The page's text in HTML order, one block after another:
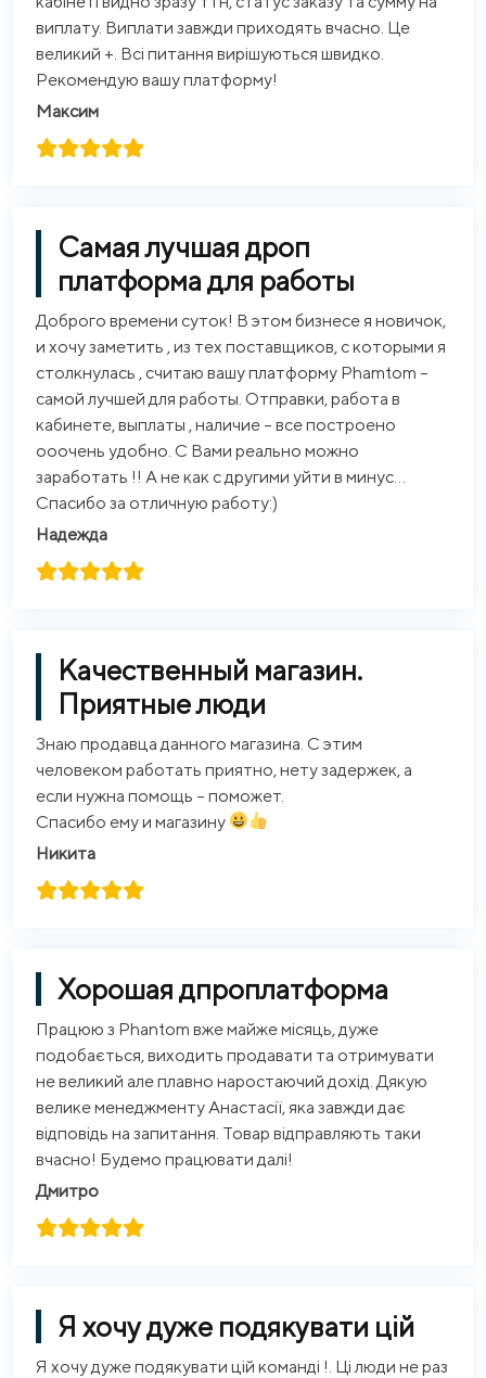
виплату. Виплати завжди приходять вчасно. Це
великий +. Всі питання вирішуються швидко.
Рекомендую вашу платформу!
Максим
Самая лучшая дроп
платформа для работы
Доброго времени суток! В этом бизнесе я новичок,
и хочу заметить , из тех поставщиков, с которыми я
столкнулась , считаю вашу платформу Phamtom –
самой лучшей для работы. Отправки, работа в
кабинете, выплаты , наличие – все построено
ооочень удобно. С Вами реально можно
заработать !! А не как с другими уйти в минус…
Спасибо за отличную работу:)
Надежда
Качественный магазин.
Приятные люди
Знаю продавца данного магазина. С этим
человеком работать приятно, нету задержек, а
если нужна помощь – поможет.
Спасибо ему и магазину
Никита
Хорошая дпроплатформа
Працюю з Phantom вже майже місяць, дуже
подобається, виходить продавати та отримувати
не великий але плавно наростаючий дохід. Дякую
велике менеджменту Анастасії, яка завжди дає
відповідь на запитання. Товар відправляють таки
вчасно! Будемо працювати далі!
Дмитро
Я хочу дуже подякувати цій
Я хочу дуже подякувати цій команді !. Ці люди не раз